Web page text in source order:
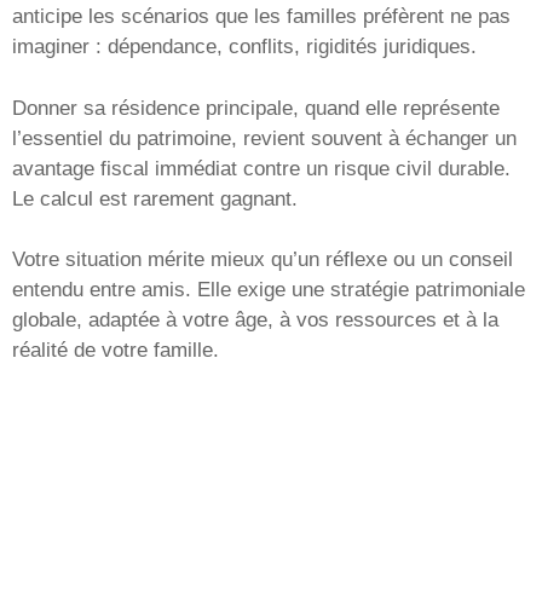
anticipe les scénarios que les familles préfèrent ne pas
imaginer : dépendance, conflits, rigidités juridiques.
Donner sa résidence principale, quand elle représente
l’essentiel du patrimoine, revient souvent à échanger un
avantage fiscal immédiat contre un risque civil durable.
Le calcul est rarement gagnant.
Votre situation mérite mieux qu’un réflexe ou un conseil
entendu entre amis. Elle exige une stratégie patrimoniale
globale, adaptée à votre âge, à vos ressources et à la
réalité de votre famille.